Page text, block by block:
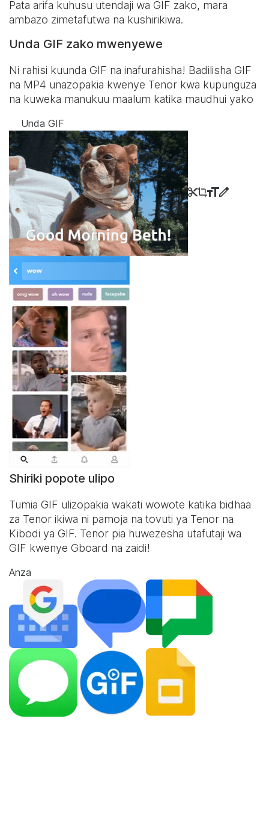
Pata arifa kuhusu utendaji wa GIF zako, mara
ambazo zimetafutwa na kushirikiwa.
Unda GIF zako mwenyewe
Ni rahisi kuunda GIF na inafurahisha! Badilisha GIF
na MP4 unazopakia kwenye Tenor kwa kupunguza
na kuweka manukuu maalum katika maudhui yako
Unda GIF
Shiriki popote ulipo
Tumia GIF ulizopakia wakati wowote katika bidhaa
za Tenor ikiwa ni pamoja na tovuti ya Tenor na
Kibodi ya GIF. Tenor pia huwezesha utafutaji wa
GIF kwenye Gboard na zaidi!
Anza